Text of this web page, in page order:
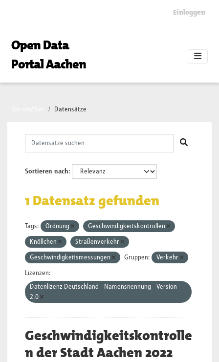
Einloggen
Open Data
Portal Aachen
Datensätze
Sortieren nach
1 Datensatz gefunden
Tags: Ordnung Geschwindigkeitskontrollen
Knöllchen Straßenverkehr
Geschwindigkeitsmessungen Gruppen: Verkehr
Lizenzen:
Datenlizenz Deutschland - Namensnennung - Version
2.0
Geschwindigkeitskontrolle
n der Stadt Aachen 2022